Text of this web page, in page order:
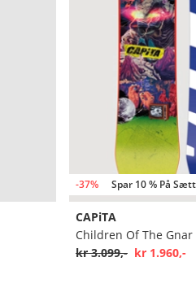
-37% Spar 10 % På
CAPiTA
Children Of The
kr 3.099,- kr 1.960,-